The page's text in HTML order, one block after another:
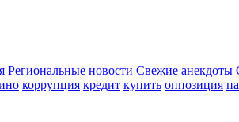
Региональные новости Свежие анекдоты
коррупция кредит купить оппозиция